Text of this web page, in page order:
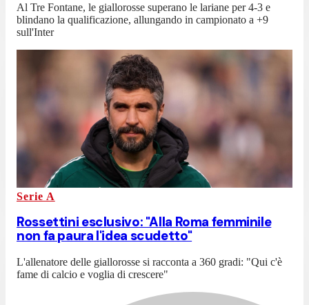
Al Tre Fontane, le giallorosse superano le lariane per 4-3 e
blindano la qualificazione, allungando in campionato a +9
sull'Inter
Serie A
Rossettini esclusivo: "Alla Roma femminile
non fa paura l'idea scudetto"
L'allenatore delle giallorosse si racconta a 360 gradi: "Qui c'è
fame di calcio e voglia di crescere"